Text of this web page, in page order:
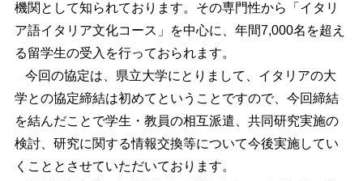
機関として知られております。その専門性から「イタリ
ア語イタリア文化コース」を中心に、年間7,000名を超え
る留学生の受入を行っておられます。
今回の協定は、県立大学にとりまして、イタリアの大
学との協定締結は初めてということですので、今回締結
を結んだことで学生・教員の相互派遣、共同研究実施の
検討、研究に関する情報交換等について今後実施してい
くこととさせていただいております。